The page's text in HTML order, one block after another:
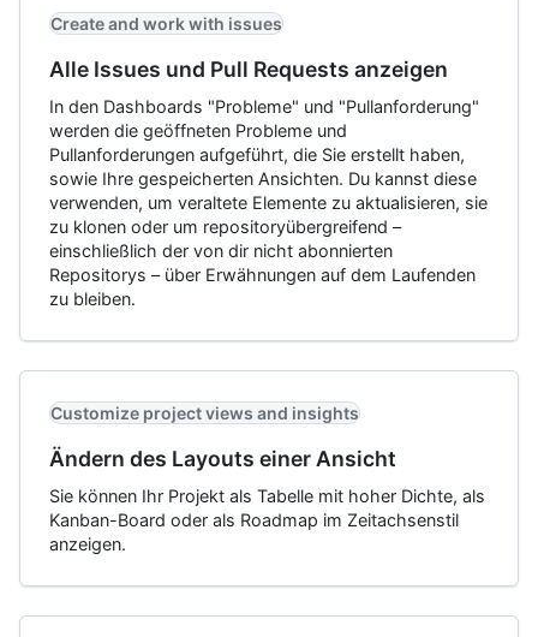
Create and work with issues
Alle Issues und Pull Requests anzeigen
In den Dashboards "Probleme" und "Pullanforderung"
werden die geöffneten Probleme und
Pullanforderungen aufgeführt, die Sie erstellt haben,
sowie Ihre gespeicherten Ansichten. Du kannst diese
verwenden, um veraltete Elemente zu aktualisieren, sie
zu klonen oder um repositoryübergreifend –
einschließlich der von dir nicht abonnierten
Repositorys – über Erwähnungen auf dem Laufenden
zu bleiben.
Customize project views and insights
Ändern des Layouts einer Ansicht
Sie können Ihr Projekt als Tabelle mit hoher Dichte, als
Kanban-Board oder als Roadmap im Zeitachsenstil
anzeigen.